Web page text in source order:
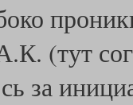
(тут
за